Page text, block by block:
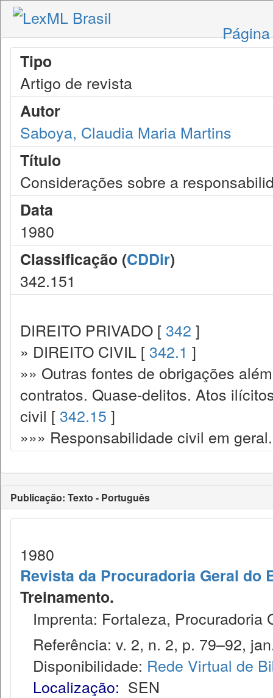
Tipo
Artigo de revista
Autor
Saboya, Claudia Maria Martins
Título
Considerações sobre a
Data
1980
Classificação (CDDir)
342.151
DIREITO PRIVADO [ 342 ]
» DIREITO CIVIL [ 342.1 ]
»» Outras fontes de obrigações
contratos. Quase-delitos. Atos
civil [ 342.15 ]
»»» Responsabilidade civil em
Publicação: Texto - Português
1980
Revista da Procuradoria Geral do
Treinamento.
Imprenta: Fortaleza, Procuradoria
Referência: v. 2, n. 2, p. 79–92,
Disponibilidade: Rede Virtual de
Localização: SEN